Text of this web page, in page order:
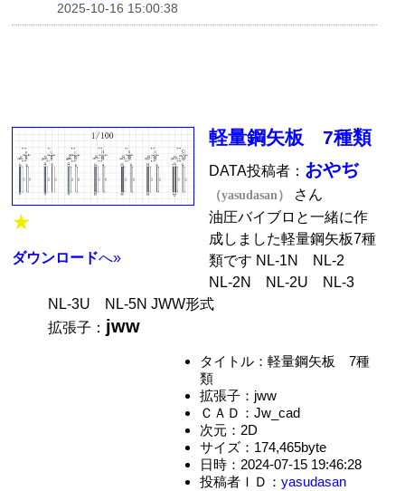
2025-10-16 15:00:38
★
ダウンロードへ»
軽量鋼矢板 7種類
DATA投稿者： おやぢ
（yasudasan）
さん
油圧バイブロと一緒に作
成しました軽量鋼矢板7種
類です NL-1N NL-2
NL-2N NL-2U NL-3
NL-3U NL-5N JWW形式
拡張子： jww
タイトル：軽量鋼矢板 7種
類
拡張子：jww
ＣＡＤ：Jw_cad
次元：2D
サイズ：174,465byte
日時：2024-07-15 19:46:28
投稿者ＩＤ： yasudasan